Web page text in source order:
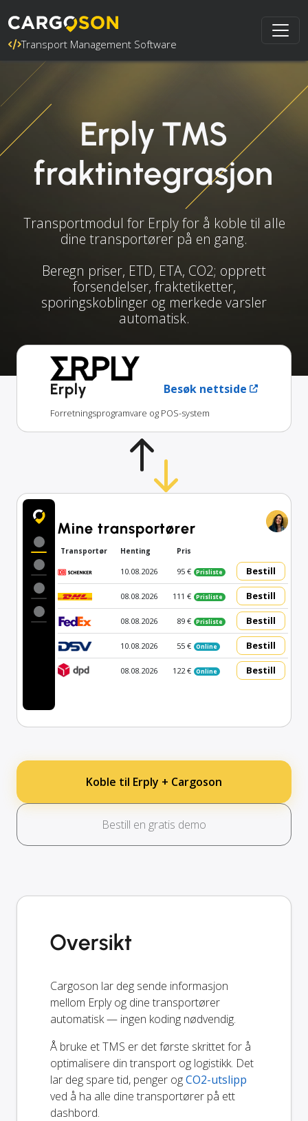
Transport Management Software
Erply TMS
fraktintegrasjon
Transportmodul for Erply for å koble til alle
dine transportører på en gang.
Beregn priser, ETD, ETA, CO2; opprett
forsendelser, fraktetiketter,
sporingskoblinger og merkede varsler
automatisk.
Erply Besøk nettside
Forretningsprogramvare og POS-system
Mine transportører
Transportør Henting Pris
10.08.2026 95 € Prisliste Bestill
08.08.2026 111 € Prisliste Bestill
08.08.2026 89 € Prisliste Bestill
10.08.2026 55 € Online Bestill
08.08.2026 122 € Online Bestill
Koble til Erply + Cargoson
Bestill en gratis demo
Oversikt
Cargoson lar deg sende informasjon
mellom Erply og dine transportører
automatisk — ingen koding nødvendig.
Å bruke et TMS er det første skrittet for å
optimalisere din transport og logistikk. Det
lar deg spare tid, penger ogCO2-utslipp
ved å ha alle dine transportører på ett
dashbord.